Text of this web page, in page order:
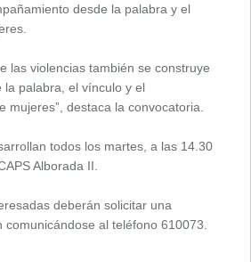
desde la palabra y el
las violencias también se construye
la palabra, el vínculo y el
mujeres”, destaca la convocatoria.
todos los martes, a las 14.30
Alborada II.
deberán solicitar una
al teléfono 610073.